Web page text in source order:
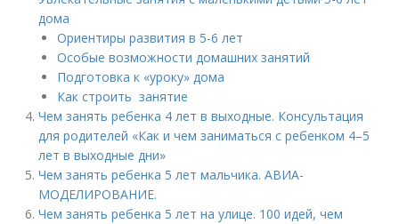
дома
Ориентиры развития в 5-6 лет
Особые возможности домашних занятий
Подготовка к «уроку» дома
Как строить занятие
Чем занять ребенка 4 лет в выходные. Консультация
для родителей «Как и чем заниматься с ребенком 4–5
лет в выходные дни»
Чем занять ребенка 5 лет мальчика. АВИА-
МОДЕЛИРОВАНИЕ.
Чем занять ребенка 5 лет на улице. 100 идей, чем